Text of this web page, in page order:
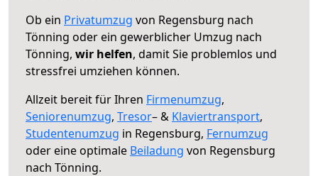
Ob ein Privatumzug von Regensburg nach
Tönning oder ein gewerblicher Umzug nach
Tönning, wir helfen, damit Sie problemlos und
stressfrei umziehen können.
Allzeit bereit für Ihren Firmenumzug,
Seniorenumzug, Tresor– & Klaviertransport,
Studentenumzug in Regensburg, Fernumzug
oder eine optimale Beiladung von Regensburg
nach Tönning.